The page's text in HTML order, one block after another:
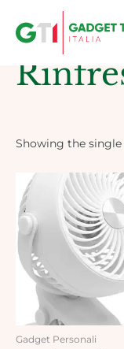
Home / Products
Showing the single
Gadget Personali